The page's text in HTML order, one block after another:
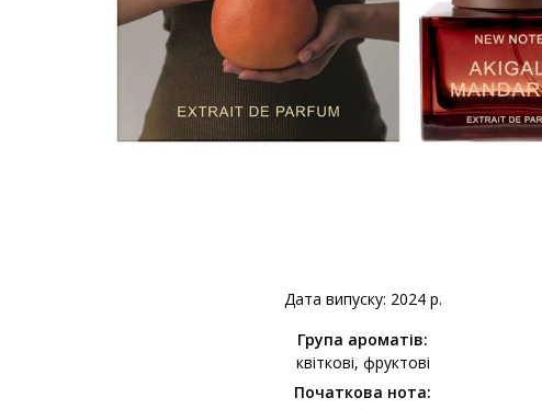
Дата випуску: 2024 р.
Група ароматів:
квіткові фруктові
Початкова нота: